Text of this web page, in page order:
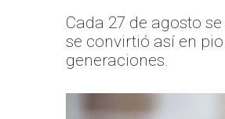
Cada 27 de agosto
se convirtió así en
generaciones.